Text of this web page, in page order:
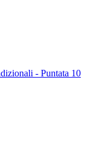
- Puntata 10